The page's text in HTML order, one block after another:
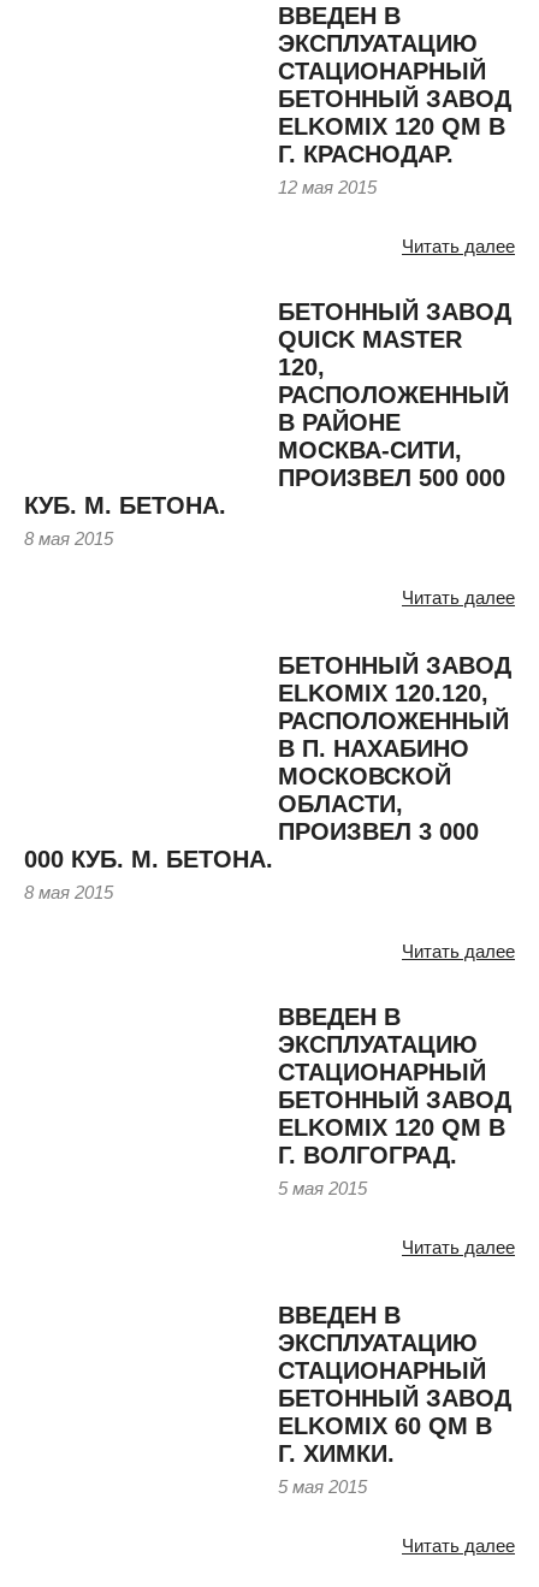
ВВЕДЕН В
ЭКСПЛУАТАЦИЮ
СТАЦИОНАРНЫЙ
БЕТОННЫЙ ЗАВОД
ELKOMIX 120 QM В
Г. КРАСНОДАР.
12 мая 2015
Читать далее
БЕТОННЫЙ ЗАВОД
QUICK MASTER
120,
РАСПОЛОЖЕННЫЙ
В РАЙОНЕ
МОСКВА-СИТИ,
ПРОИЗВЕЛ 500 000
КУБ. М. БЕТОНА.
8 мая 2015
Читать далее
БЕТОННЫЙ ЗАВОД
ELKOMIX 120.120,
РАСПОЛОЖЕННЫЙ
В П. НАХАБИНО
МОСКОВСКОЙ
ОБЛАСТИ,
ПРОИЗВЕЛ 3 000
000 КУБ. М. БЕТОНА.
8 мая 2015
Читать далее
ВВЕДЕН В
ЭКСПЛУАТАЦИЮ
СТАЦИОНАРНЫЙ
БЕТОННЫЙ ЗАВОД
ELKOMIX 120 QM В
Г. ВОЛГОГРАД.
5 мая 2015
Читать далее
ВВЕДЕН В
ЭКСПЛУАТАЦИЮ
СТАЦИОНАРНЫЙ
БЕТОННЫЙ ЗАВОД
ELKOMIX 60 QM В
Г. ХИМКИ.
5 мая 2015
Читать далее